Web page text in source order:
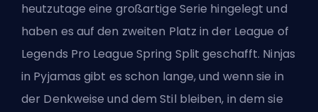
heutzutage eine großartige Serie hingelegt und
haben es auf den zweiten Platz in der League of
Legends Pro League Spring Split geschafft. Ninjas
in Pyjamas gibt es schon lange, und wenn sie in
der Denkweise und dem Stil bleiben, in dem sie